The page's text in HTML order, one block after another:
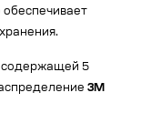
обеспечивает
содержащей 5
3M